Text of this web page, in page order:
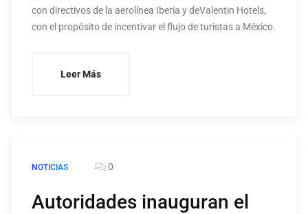
con directivos de la aerolínea Iberia y deValentin Hotels,
con el propósito de incentivar el flujo de turistas a México.
Leer Más
NOTICIAS 0
Autoridades inauguran el